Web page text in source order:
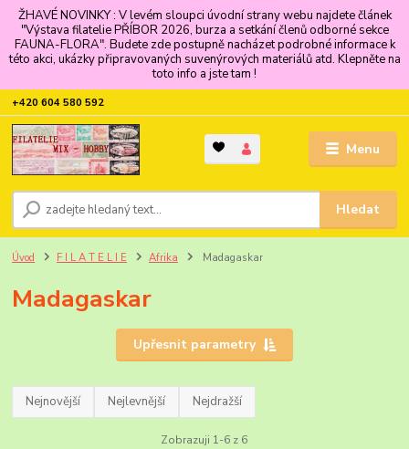
ŽHAVÉ NOVINKY : V levém sloupci úvodní strany webu najdete článek
"Výstava filatelie PŘÍBOR 2026, burza a setkání členů odborné sekce
FAUNA-FLORA". Budete zde postupně nacházet podrobné informace k
této akci, ukázky připravovaných suvenýrových materiálů atd. Klepněte na
toto info a jste tam !
Menu
Hledat
+420 604 580 592
Úvod F I L A T E L I E Afrika Madagaskar
Madagaskar
Upřesnit parametry
Nejnovější Nejlevnější Nejdražší
Zobrazuji 1-6 z 6